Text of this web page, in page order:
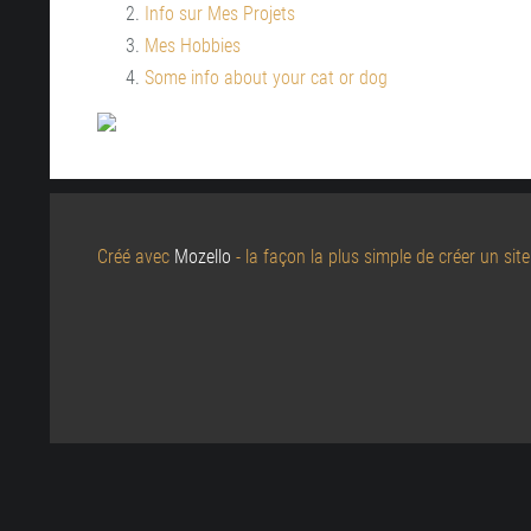
Info sur Mes Projets
Mes Hobbies
Some info about your cat or dog
Créé avec Mozello - la façon la plus simple de créer un